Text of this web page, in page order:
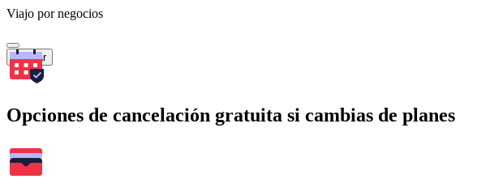
Viajo por negocios
Buscar
Opciones de cancelación gratuita si cambias de planes